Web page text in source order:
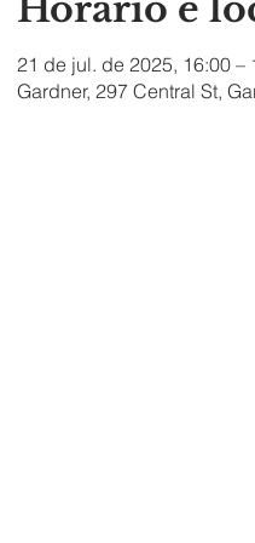
Horário e
21 de jul. de 2025, 16:00 –
Gardner, 297 Central St,